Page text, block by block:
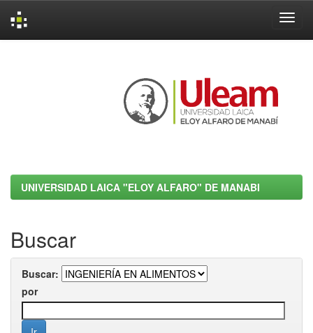
UNIVERSIDAD LAICA "ELOY ALFARO" DE MANABI
Buscar
Buscar:
por